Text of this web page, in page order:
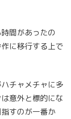
間があったの
に移行する上で
チャメチャに多
意外と標的にな
すのが一番か